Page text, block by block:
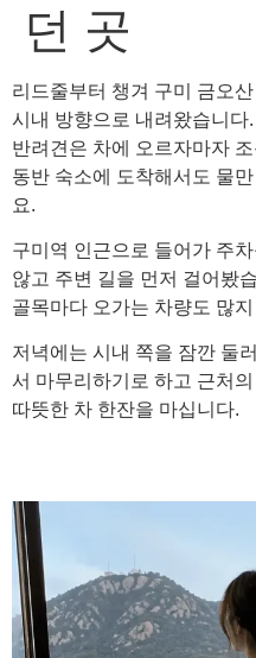
던 곳
리드줄부터 챙겨 구미 금오
시내 방향으로 내려왔습니
반려견은 차에 오르자마자
동반 숙소에 도착해서도 물
요.
구미역 인근으로 들어가 주
않고 주변 길을 먼저 걸어봤
골목마다 오가는 차량도 많
저녁에는 시내 쪽을 잠깐 둘
서 마무리하기로 하고 근처
따뜻한 차 한잔을 마십니다.